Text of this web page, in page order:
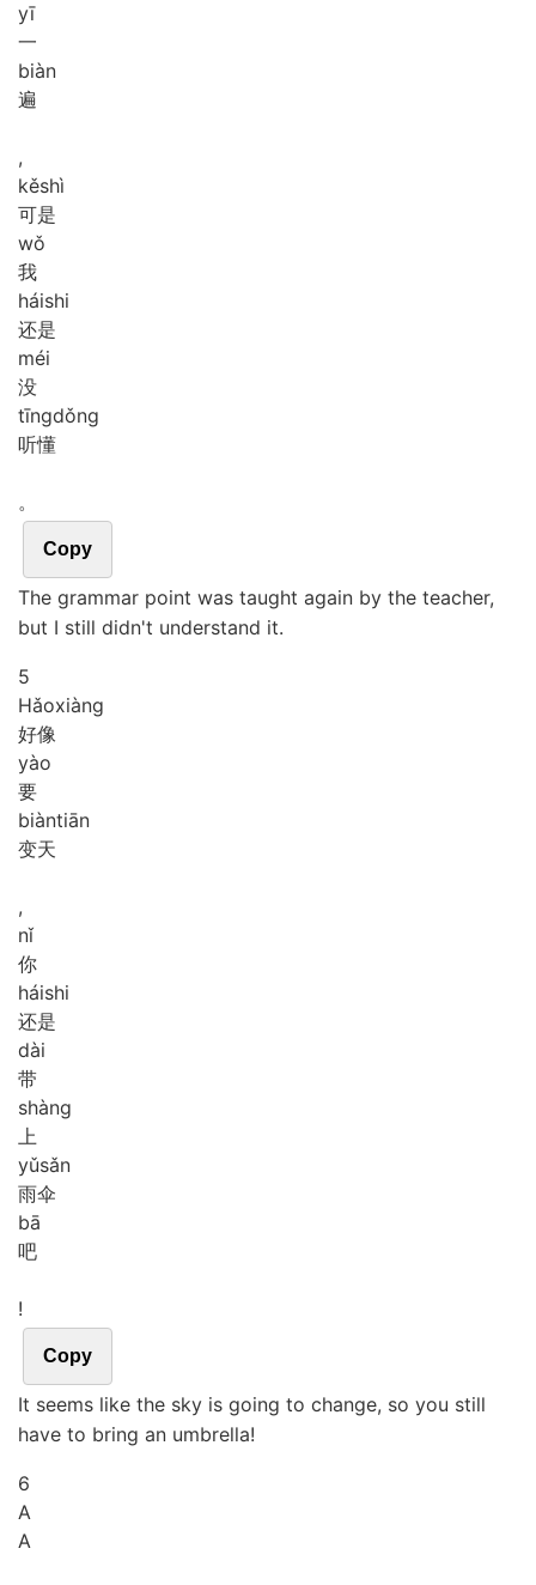
yī
一
biàn
遍
,
kěshì
可是
wǒ
我
háishi
还是
méi
没
tīngdǒng
听懂
。
Copy
The grammar point was taught again by the teacher,
but I still didn't understand it.
5
Hǎoxiàng
好像
yào
要
biàntiān
变天
,
nǐ
你
háishi
还是
dài
带
shàng
上
yǔsǎn
雨伞
bā
吧
!
Copy
It seems like the sky is going to change, so you still
have to bring an umbrella!
6
A
A